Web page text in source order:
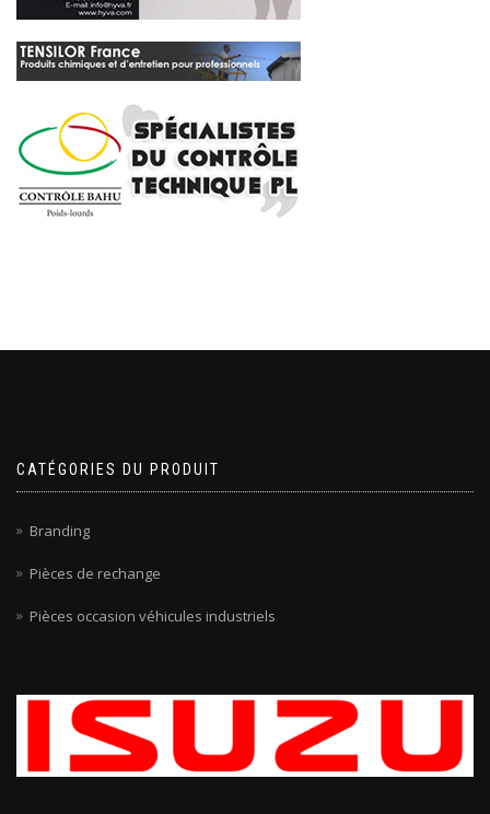
CATÉGORIES DU PRODUIT
Branding
Pièces de rechange
Pièces occasion véhicules industriels